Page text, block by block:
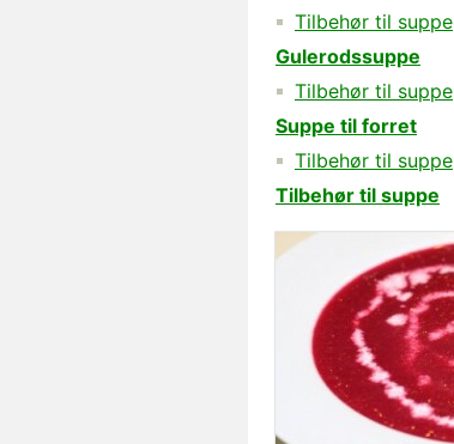
Tilbehør til suppe
Gulerodssuppe
Tilbehør til suppe
Suppe til forret
Tilbehør til suppe
Tilbehør til suppe